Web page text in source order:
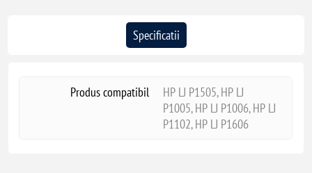
Specificatii
Produs compatibil
HP LJ P1505, HP LJ
P1005, HP LJ P1006, HP LJ
P1102, HP LJ P1606